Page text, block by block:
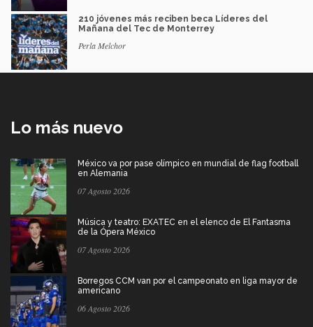
210 jóvenes más reciben beca Líderes del
Mañana del Tec de Monterrey
Perla Melchor
Lo más nuevo
México va por pase olímpico en mundial de flag football
en Alemania
07 Agosto 2026
Música y teatro: EXATEC en el elenco de El Fantasma
de la Ópera México
07 Agosto 2026
Borregos CCM van por el campeonato en liga mayor de
americano
06 Agosto 2026